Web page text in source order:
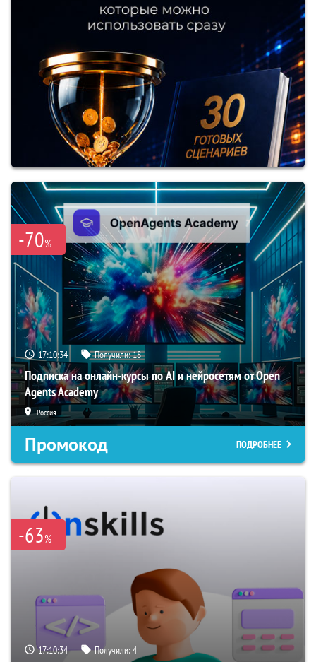
-70%
17:10:33 Получили:18
Подписка на онлайн-курсы по AI и нейросетям от Open
Agents Academy
Россия
Промокод ПОДРОБНЕЕ
-63%
17:10:33 Получили:4